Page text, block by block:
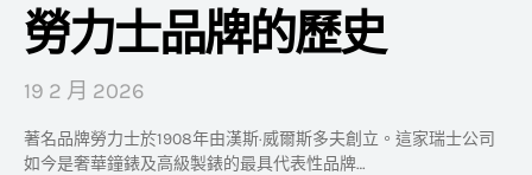
勞力士品牌的歷史
19 2 月 2026
著名品牌勞力士於1908年由漢斯·威爾斯多夫創立。這家瑞士公司
如今是奢華鐘錶及高級製錶的最具代表性品牌…